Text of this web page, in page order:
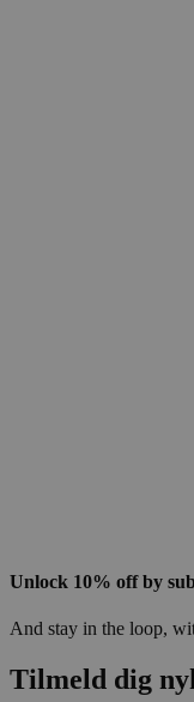
Unlock 10% off by
And stay in the loop,
Tilmeld dig